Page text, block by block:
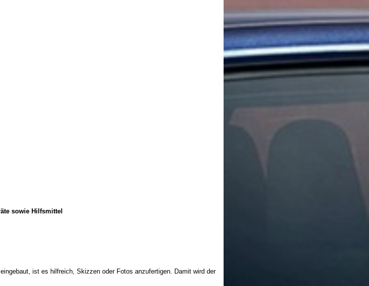
sowie Hilfsmittel
ist es hilfreich, Skizzen oder Fotos anzufertigen. Damit wird der